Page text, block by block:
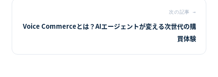
次の記事 →
Voice Commerceとは？AIエージェントが変える次世代の購
買体験